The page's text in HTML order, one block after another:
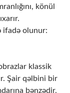
könül
olunur:
klassik
Şair qəlbini bir
bənzədir.